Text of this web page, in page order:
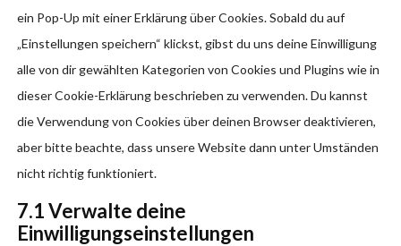
ein Pop-Up mit einer Erklärung über Cookies. Sobald du auf
„Einstellungen speichern“ klickst, gibst du uns deine Einwilligung
alle von dir gewählten Kategorien von Cookies und Plugins wie in
dieser Cookie-Erklärung beschrieben zu verwenden. Du kannst
die Verwendung von Cookies über deinen Browser deaktivieren,
aber bitte beachte, dass unsere Website dann unter Umständen
nicht richtig funktioniert.
7.1 Verwalte deine
Einwilligungseinstellungen